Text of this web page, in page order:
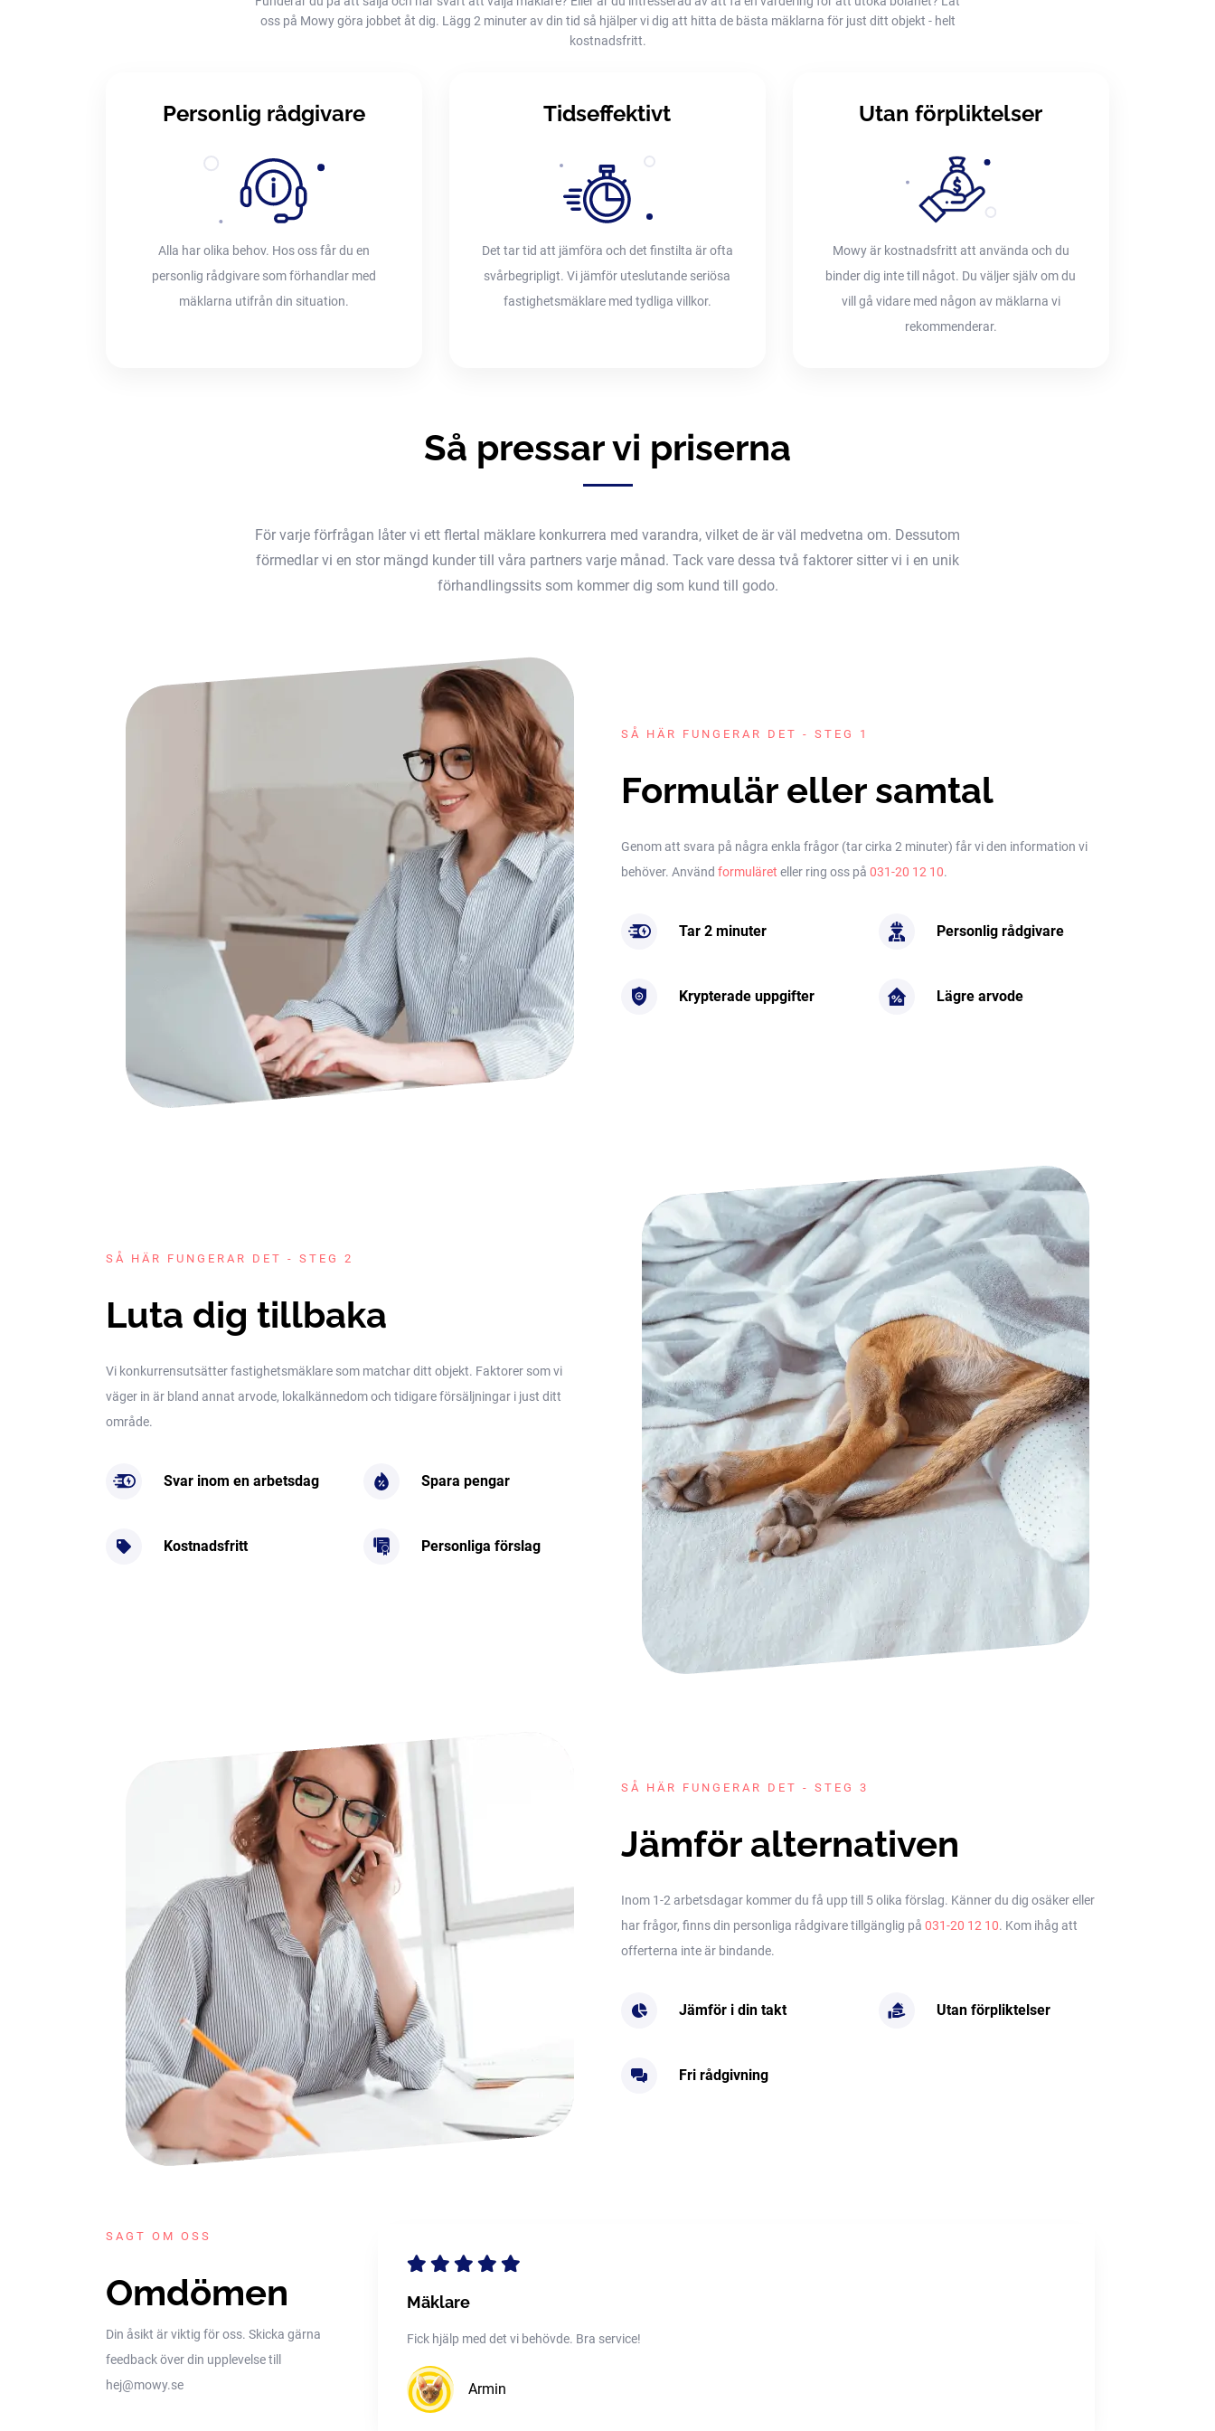
oss på Mowy göra jobbet åt dig. Lägg 2 minuter av din tid så hjälper vi dig att hitta de bästa mäklarna för just ditt objekt - helt
kostnadsfritt.
Personlig rådgivare
Alla har olika behov. Hos oss får du en
personlig rådgivare som förhandlar med
mäklarna utifrån din situation.
Tidseffektivt
Det tar tid att jämföra och det finstilta är ofta
svårbegripligt. Vi jämför uteslutande seriösa
fastighetsmäklare med tydliga villkor.
Utan förpliktelser
Mowy är kostnadsfritt att använda och du
binder dig inte till något. Du väljer själv om du
vill gå vidare med någon av mäklarna vi
rekommenderar.
Så pressar vi priserna
För varje förfrågan låter vi ett flertal mäklare konkurrera med varandra, vilket de är väl medvetna om. Dessutom
förmedlar vi en stor mängd kunder till våra partners varje månad. Tack vare dessa två faktorer sitter vi i en unik
förhandlingssits som kommer dig som kund till godo.
SÅ HÄR FUNGERAR DET - STEG 1
Formulär eller samtal
Genom att svara på några enkla frågor (tar cirka 2 minuter) får vi den information vi
behöver. Använd formuläret eller ring oss på 031-20 12 10.
Tar 2 minuter Personlig rådgivare
Krypterade uppgifter Lägre arvode
SÅ HÄR FUNGERAR DET - STEG 2
Luta dig tillbaka
Vi konkurrensutsätter fastighetsmäklare som matchar ditt objekt. Faktorer som vi
väger in är bland annat arvode, lokalkännedom och tidigare försäljningar i just ditt
område.
Svar inom en arbetsdag Spara pengar
Kostnadsfritt Personliga förslag
SÅ HÄR FUNGERAR DET - STEG 3
Jämför alternativen
Inom 1-2 arbetsdagar kommer du få upp till 5 olika förslag. Känner du dig osäker eller
har frågor, finns din personliga rådgivare tillgänglig på 031-20 12 10. Kom ihåg att
offerterna inte är bindande.
Jämför i din takt Utan förpliktelser
Fri rådgivning
SAGT OM OSS
Omdömen
Din åsikt är viktig för oss. Skicka gärna
feedback över din upplevelse till
hej@mowy.se
Mäklare
Fick hjälp med det vi behövde. Bra service!
Armin